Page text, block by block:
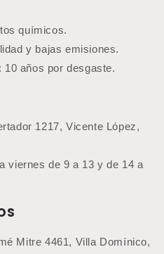
químicos.
y bajas emisiones.
años por desgaste.
1217, Vicente López,
viernes de 9 a 13 y de 14 a
Mitre 4461, Villa Domínico,